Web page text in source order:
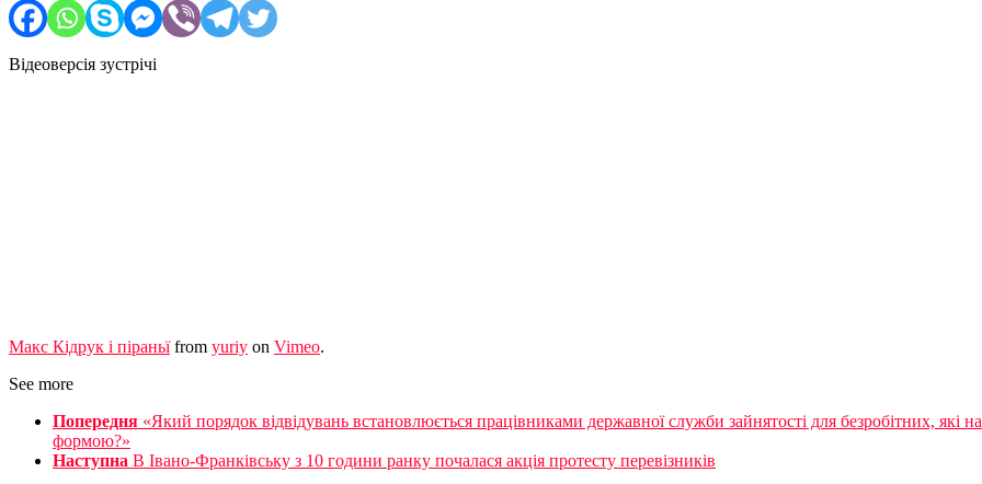
Відеоверсія зустрічі
Макс Кідрук і піраньїfrom yuriy on Vimeo.
See more
Попередня «Який порядок відвідувань встановлюється працівниками державної служби зайнятості для безробітних, які
формою?»
Наступна В Івано-Франківську з 10 години ранку почалася акція протесту перевізників